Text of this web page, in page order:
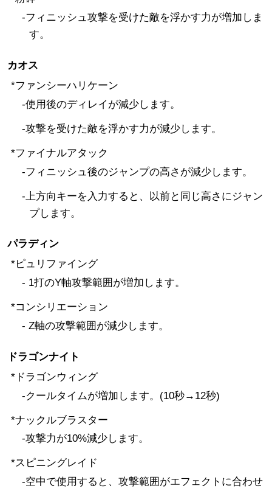
-フィニッシュ攻撃を受けた敵を浮かす力が増加しま
す。
カオス
*ファンシーハリケーン
-使用後のディレイが減少します。
-攻撃を受けた敵を浮かす力が減少します。
*ファイナルアタック
-フィニッシュ後のジャンプの高さが減少します。
-上方向キーを入力すると、以前と同じ高さにジャン
プします。
パラディン
*ピュリファイング
- 1打のY軸攻撃範囲が増加します。
*コンシリエーション
- Z軸の攻撃範囲が減少します。
ドラゴンナイト
*ドラゴンウィング
-クールタイムが増加します。(10秒→12秒)
*ナックルブラスター
-攻撃力が10%減少します。
*スピニングレイド
-空中で使用すると、攻撃範囲がエフェクトに合わせ